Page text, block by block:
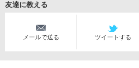
友達に教える
メールで送る ツイートする